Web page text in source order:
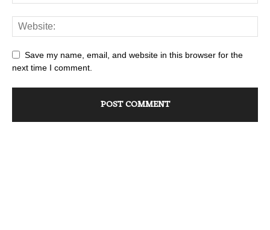
Save my name, email, and website in this browser for the
next time I comment.